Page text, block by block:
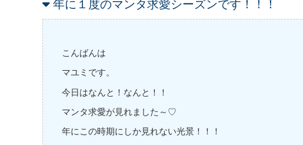
年に１度のマンタ求愛シーズンです！！！
こんばんは
マユミです。
今日はなんと！なんと！！
マンタ求愛が見れました～♡
年にこの時期にしか見れない光景！！！